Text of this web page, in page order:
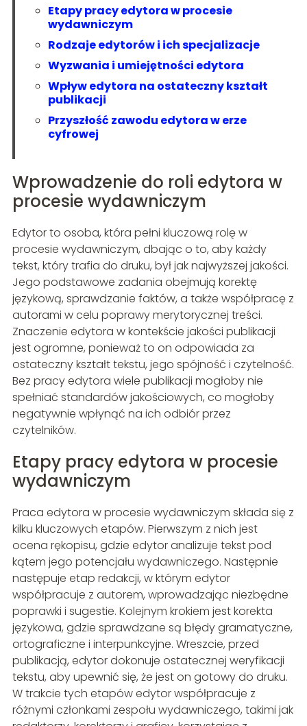
Etapy pracy edytora w procesie
wydawniczym
Rodzaje edytorów i ich specjalizacje
Wyzwania i umiejętności edytora
Wpływ edytora na ostateczny kształt
publikacji
Przyszłość zawodu edytora w erze
cyfrowej
Wprowadzenie do roli edytora w
procesie wydawniczym
Edytor to osoba, która pełni kluczową rolę w
procesie wydawniczym, dbając o to, aby każdy
tekst, który trafia do druku, był jak najwyższej jakości.
Jego podstawowe zadania obejmują korektę
językową, sprawdzanie faktów, a także współpracę z
autorami w celu poprawy merytorycznej treści.
Znaczenie edytora w kontekście jakości publikacji
jest ogromne, ponieważ to on odpowiada za
ostateczny kształt tekstu, jego spójność i czytelność.
Bez pracy edytora wiele publikacji mogłoby nie
spełniać standardów jakościowych, co mogłoby
negatywnie wpłynąć na ich odbiór przez
czytelników.
Etapy pracy edytora w procesie
wydawniczym
Praca edytora w procesie wydawniczym składa się z
kilku kluczowych etapów. Pierwszym z nich jest
ocena rękopisu, gdzie edytor analizuje tekst pod
kątem jego potencjału wydawniczego. Następnie
następuje etap redakcji, w którym edytor
współpracuje z autorem, wprowadzając niezbędne
poprawki i sugestie. Kolejnym krokiem jest korekta
językowa, gdzie sprawdzane są błędy gramatyczne,
ortograficzne i interpunkcyjne. Wreszcie, przed
publikacją, edytor dokonuje ostatecznej weryfikacji
tekstu, aby upewnić się, że jest on gotowy do druku.
W trakcie tych etapów edytor współpracuje z
różnymi członkami zespołu wydawniczego, takimi jak